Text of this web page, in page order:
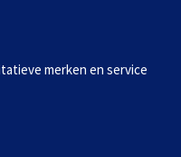
merken en service